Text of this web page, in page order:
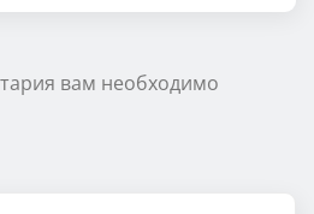
вам необходимо